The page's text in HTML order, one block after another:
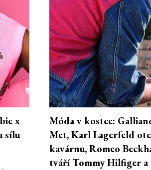
x
sílu
Móda v kostce:
Met, Karl Lagerfeld
kavárnu, Romeo
tváří Tommy Hilfiger a